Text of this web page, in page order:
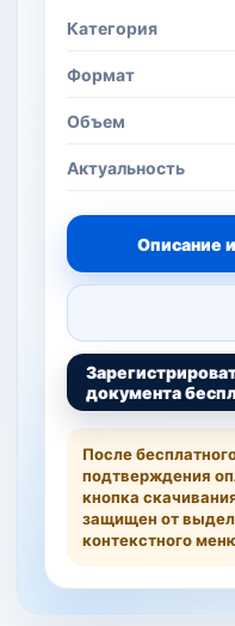
Категория
Формат
Объем
Актуальность
Описание
документа
После
подтверждения
кнопка
защищен от
контекстного